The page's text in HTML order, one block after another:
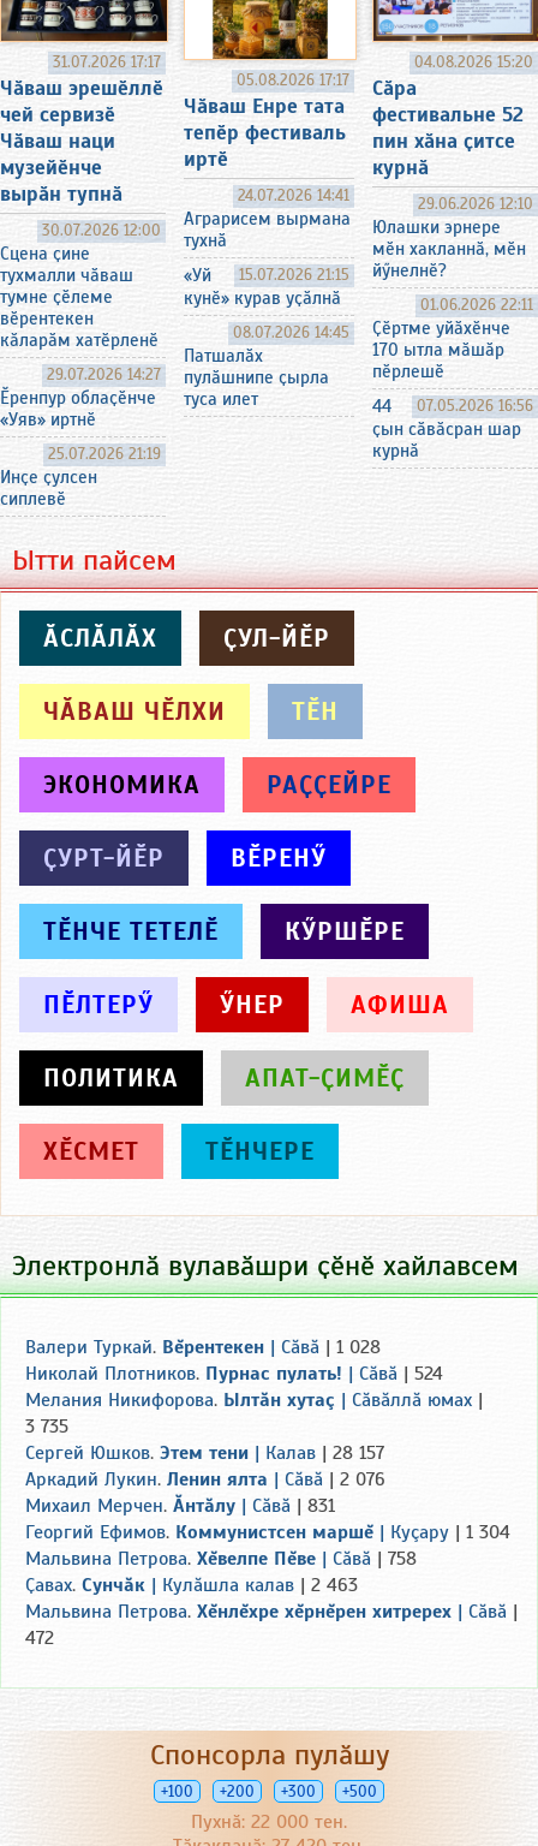
31.07.2026 17:17
Чӑваш эрешӗллӗ
чей сервизӗ
Чӑваш наци
музейӗнче
вырӑн тупнӑ
30.07.2026 12:00
Сцена ҫине
тухмалли чӑваш
тумне ҫӗлеме
вӗрентекен
кӑларӑм хатӗрленӗ
29.07.2026 14:27
Ӗренпур облаҫӗнче
«Уяв» иртнӗ
25.07.2026 21:19
Инҫе ҫулсен
сиплевӗ
05.08.2026 17:17
Чӑваш Енре тата
тепӗр фестиваль
иртӗ
24.07.2026 14:41
Аграрисем вырмана
тухнӑ
15.07.2026 21:15
«Уй
кунӗ» курав уҫӑлнӑ
08.07.2026 14:45
Патшалӑх
пулӑшнипе ҫырла
туса илет
04.08.2026 15:20
Сӑра
фестивальне 52
пин хӑна ҫитсе
курнӑ
29.06.2026 12:10
Юлашки эрнере
мӗн хакланнӑ, мӗн
йӳнелнӗ?
01.06.2026 22:11
Ҫӗртме уйӑхӗнче
170 ытла мӑшӑр
пӗрлешӗ
07.05.2026 16:56
44
ҫын сӑвӑсран шар
курнӑ
Ытти пайсем
ӐСЛӐЛӐХ ҪУЛ-ЙӖР
ЧӐВАШ ЧӖЛХИ ТӖН
ЭКОНОМИКА РАҪҪЕЙРЕ
ҪУРТ-ЙӖР ВӖРЕНӲ
ТӖНЧЕ ТЕТЕЛӖ КӲРШӖРЕ
ПӖЛТЕРӲ ӲНЕР АФИША
ПОЛИТИКА АПАТ-ҪИМӖҪ
ХӖСМЕТ ТӖНЧЕРЕ
Электронлӑ вулавӑшри ҫӗнӗ хайлавсем
Валери Туркай. Вĕрентекен | Сăвă | 1 028
Николай Плотников. Пурнас пулать! | Сăвă | 524
Мелания Никифорова. Ылтăн хутаç | Сăвăллă юмах |
3 735
Сергей Юшков. Этем тени | Калав | 28 157
Аркадий Лукин. Ленин ялта | Сăвă | 2 076
Михаил Мерчен. Ăнтăлу | Сăвă | 831
Георгий Ефимов. Коммунистсен маршĕ | Куçару | 1 304
Мальвина Петрова. Хĕвелпе Пĕве | Сăвă | 758
Ҫавах. Сунчăк | Кулăшла калав | 2 463
Мальвина Петрова. Хĕнлĕхре хĕрнĕрен хитререх | Сăвă |
472
Спонсорла пулӑшу
+100 +200 +300 +500
Пухнӑ: 22 000 тен.